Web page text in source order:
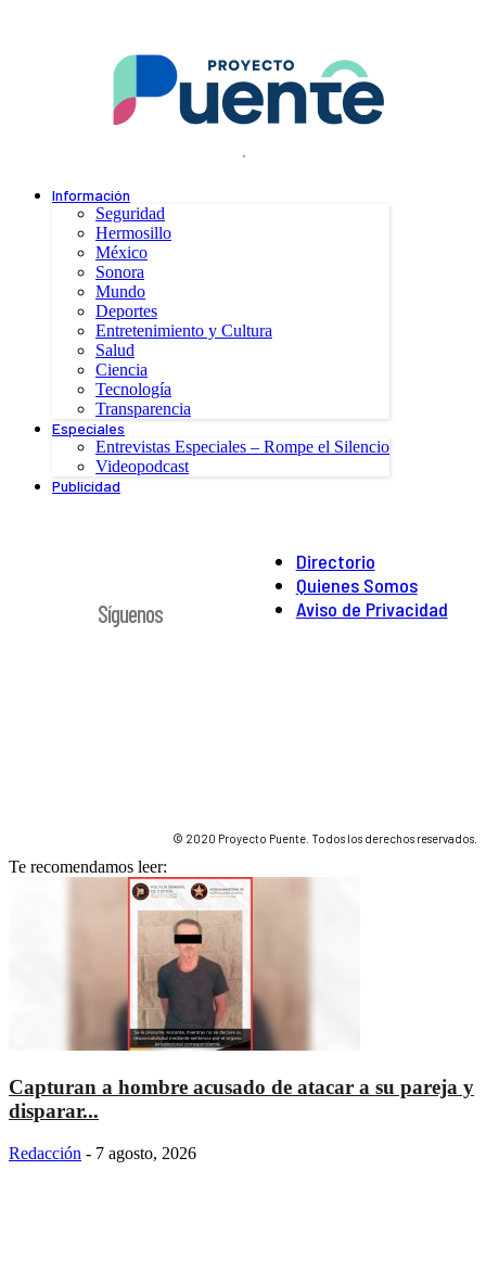
.
Información
Seguridad
Hermosillo
México
Sonora
Mundo
Deportes
Entretenimiento y Cultura
Salud
Ciencia
Tecnología
Transparencia
Especiales
Entrevistas Especiales – Rompe el Silencio
Videopodcast
Publicidad
Directorio
Quienes Somos
Aviso de Privacidad
Síguenos
© 2020 Proyecto Puente. Todos los derechos reservados.
Te recomendamos leer:
Capturan a hombre acusado de atacar a su pareja y
disparar...
Redacción - 7 agosto, 2026